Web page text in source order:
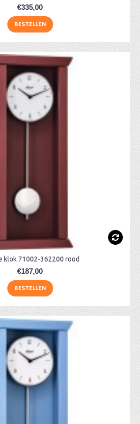
€335,00
BESTELLEN
klok 71002-362200 rood
€187,00
BESTELLEN